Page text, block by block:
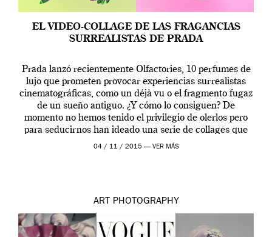
EL VIDEO-COLLAGE DE LAS FRAGANCIAS
SURREALISTAS DE PRADA
Prada lanzó recientemente Olfactories, 10 perfumes de
lujo que prometen provocar experiencias surrealistas
cinematográficas, como un déjà vu o el fragmento fugaz
de un sueño antiguo. ¿Y cómo lo consiguen? De
momento no hemos tenido el privilegio de olerlos pero
para seducirnos han ideado una serie de collages que
yuxtaponen conceptos, en principio, opuestos: lo […]
04 / 11 / 2015 — VER MÁS
ART PHOTOGRAPHY